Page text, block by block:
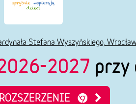
Stefana Wyszyńskiego,
2027 przy